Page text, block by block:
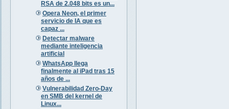
RSA de 2.048 bits es un...
Opera Neon, el primer
servicio de IA que es
capaz ...
Detectar malware
mediante inteligencia
artificial
WhatsApp llega
finalmente al iPad tras 15
años de ...
Vulnerabilidad Zero-Day
en SMB del kernel de
Linux...